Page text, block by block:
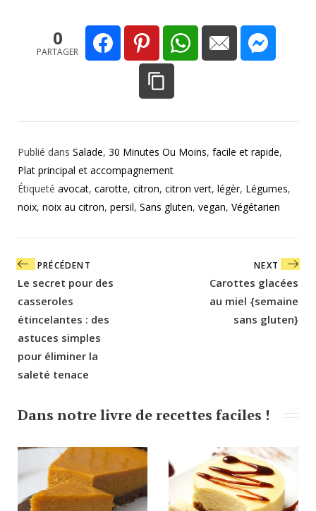
0
PARTAGER
Publié dans Salade, 30 Minutes Ou Moins, facile et rapide,
Plat principal et accompagnement
Étiqueté avocat, carotte, citron, citron vert, légèr, Légumes,
noix, noix au citron, persil, Sans gluten, vegan, Végétarien
Navigation
de
l’article
PRÉCÉDENT
Le secret pour des
casseroles
étincelantes : des
astuces simples
pour éliminer la
saleté tenace
NEXT
Carottes glacées
au miel {semaine
sans gluten}
Dans notre livre de recettes faciles !